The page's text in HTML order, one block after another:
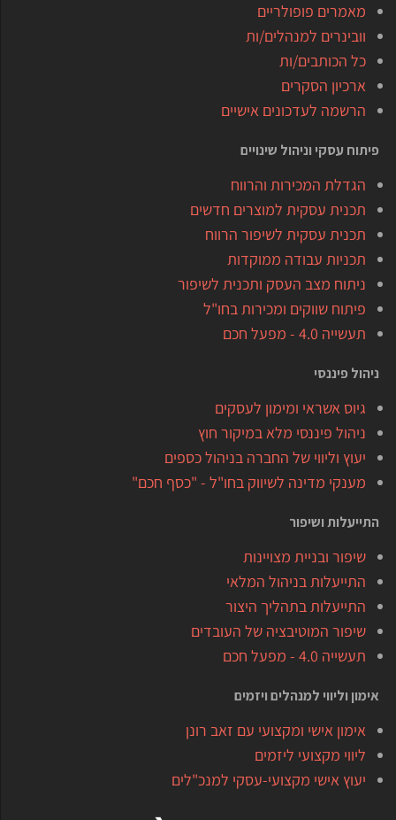
מאמרים פופולריים
וובינרים למנהלים/ות
כל הכותבים/ות
ארכיון הסקרים
הרשמה לעדכונים אישיים
פיתוח עסקי וניהול שינויים
הגדלת המכירות והרווח
תכנית עסקית למוצרים חדשים
תכנית עסקית לשיפור הרווח
תכניות עבודה ממוקדות
ניתוח מצב העסק ותכנית לשיפור
פיתוח שווקים ומכירות בחו"ל
תעשייה 4.0 - מפעל חכם
ניהול פיננסי
גיוס אשראי ומימון לעסקים
ניהול פיננסי מלא במיקור חוץ
יעוץ וליווי של החברה בניהול כספים
מענקי מדינה לשיווק בחו"ל - "כסף חכם"
התייעלות ושיפור
שיפור ובניית מצויינות
התייעלות בניהול המלאי
התייעלות בתהליך היצור
שיפור המוטיבציה של העובדים
תעשייה 4.0 - מפעל חכם
אימון וליווי למנהלים ויזמים
אימון אישי ומקצועי עם זאב רונן
ליווי מקצועי ליזמים
יעוץ אישי מקצועי-עסקי למנכ"לים